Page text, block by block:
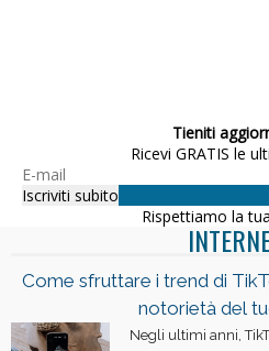
Tieniti
Ricevi GRATIS le
Rispettiamo la
Come sfruttare i trend di
notorietà del
Negli ultimi anni,